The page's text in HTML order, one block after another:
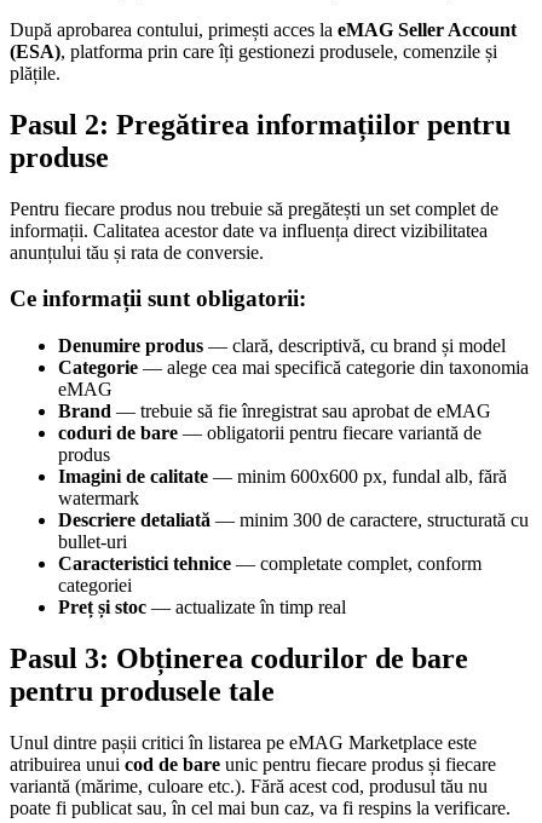
După aprobarea contului, primești acces la eMAG Seller Account
(ESA), platforma prin care îți gestionezi produsele, comenzile și
plățile.
Pasul 2: Pregătirea informațiilor pentru
produse
Pentru fiecare produs nou trebuie să pregătești un set complet de
informații. Calitatea acestor date va influența direct vizibilitatea
anunțului tău și rata de conversie.
Ce informații sunt obligatorii:
Denumire produs — clară, descriptivă, cu brand și model
Categorie — alege cea mai specifică categorie din taxonomia
eMAG
Brand — trebuie să fie înregistrat sau aprobat de eMAG
coduri de bare — obligatorii pentru fiecare variantă de
produs
Imagini de calitate — minim 600x600 px, fundal alb, fără
watermark
Descriere detaliată — minim 300 de caractere, structurată cu
bullet-uri
Caracteristici tehnice — completate complet, conform
categoriei
Preț și stoc — actualizate în timp real
Pasul 3: Obținerea codurilor de bare
pentru produsele tale
Unul dintre pașii critici în listarea pe eMAG Marketplace este
atribuirea unui cod de bare unic pentru fiecare produs și fiecare
variantă (mărime, culoare etc.). Fără acest cod, produsul tău nu
poate fi publicat sau, în cel mai bun caz, va fi respins la verificare.